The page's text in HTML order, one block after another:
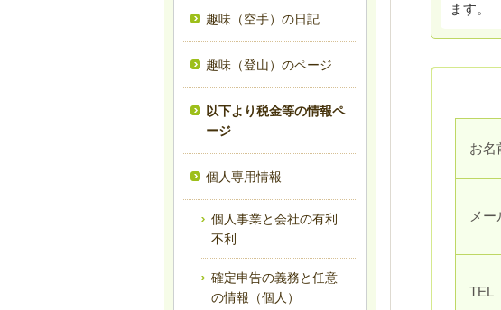
ます。
お名
メ
TEL
趣味（空手）の日記
趣味（登山）のページ
以下より税金等の情報ペ
ージ
個人専用情報
個人事業と会社の有利
不利
確定申告の義務と任意
の情報（個人）